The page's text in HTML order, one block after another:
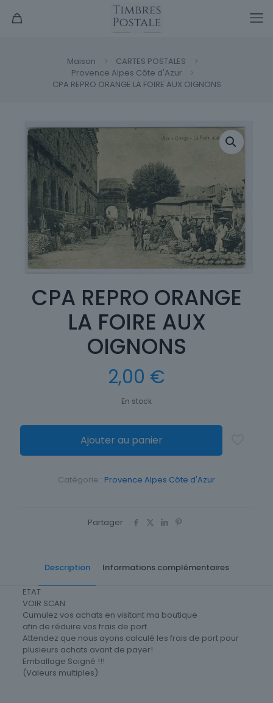
Maison
CARTES POSTALES
Provence Alpes Côte d'Azur
CPA REPRO ORANGE LA FOIRE AUX OIGNONS
CPA REPRO ORANGE
LA FOIRE AUX
OIGNONS
2,00 €
En stock
Ajouter au panier
Catégorie : Provence Alpes Côte d'Azur
Partager
Description Informations complémentaires
ETAT
VOIR SCAN
Cumulez vos achats en visitant ma boutique
afin de réduire vos frais de port.
Attendez que nous ayons calculé les frais de port pour
plusieurs achats avant de payer!
Emballage Soigné !!!
(Valeurs multiples)